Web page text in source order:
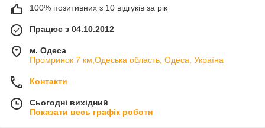
Додайтеся до нас у групу в Viber
Отримайте призи. та першими
100% позитивних з 10 відгуків за рік
Працює з 04.10.2012
м. Одеса
Промринок 7 км,Одеська область, Одеса, Україна
Контакти
Сьогодні вихідний
Показати весь графік роботи